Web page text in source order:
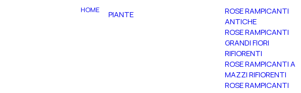
HOME PIANTE
ROSE RAMPICANTI
ANTICHE
ROSE RAMPICANTI
GRANDI FIORI
RIFIORENTI
ROSE RAMPICANTI A
MAZZI RIFIORENTI
ROSE RAMPICANTI